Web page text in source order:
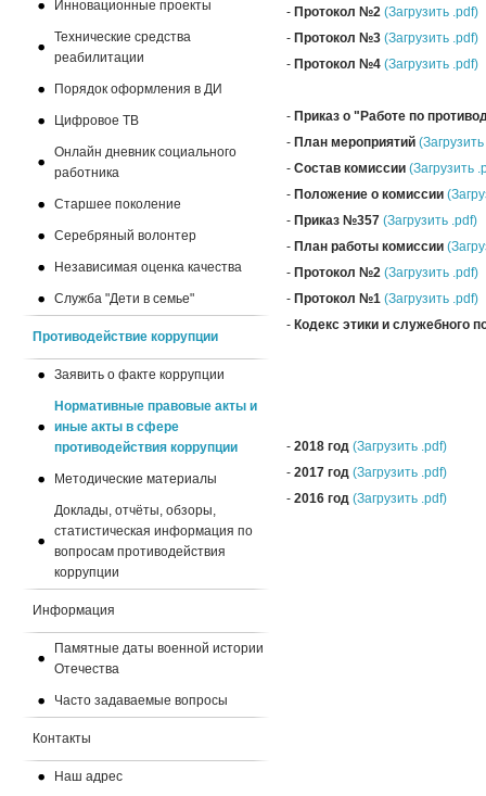
- Протокол №2 (Загрузить .pdf)
- Протокол №3 (Загрузить .pdf)
- Протокол №4 (Загрузить .pdf)
- Приказ о "Работе по
- План мероприятий
- Состав комиссии (Загрузить
- Положение о комиссии
- Приказ №357 (Загрузить .pdf)
- План работы комиссии
- Протокол №2 (Загрузить .pdf)
- Протокол №1 (Загрузить .pdf)
- Кодекс этики и служебного
- 2018 год (Загрузить .pdf)
- 2017 год (Загрузить .pdf)
- 2016 год (Загрузить .pdf)
Инновационные проекты
Технические средства
реабилитации
Порядок оформления в ДИ
Цифровое ТВ
Онлайн дневник социального
работника
Старшее поколение
Серебряный волонтер
Независимая оценка качества
Служба "Дети в семье"
Противодействие коррупции
Заявить о факте коррупции
Нормативные правовые акты и
иные акты в сфере
противодействия коррупции
Методические материалы
Доклады, отчёты, обзоры,
статистическая информация по
вопросам противодействия
коррупции
Информация
Памятные даты военной истории
Отечества
Часто задаваемые вопросы
Контакты
Наш адрес